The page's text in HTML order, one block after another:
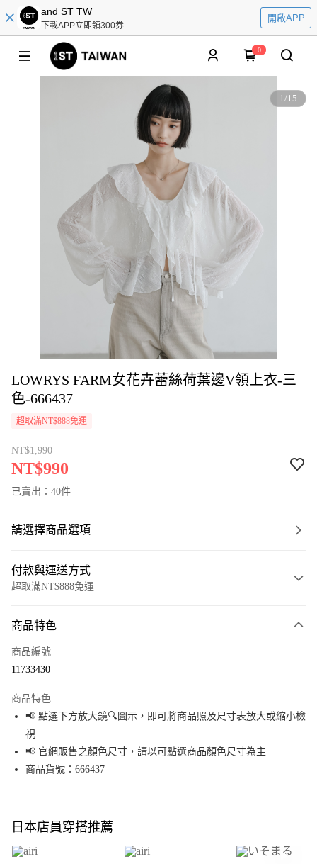
and ST TW
下載APP立即領300券
開啟APP
0
1/15
LOWRYS FARM女花卉蕾絲荷葉邊V領上衣-三
色-666437
超取滿NT$888免運
NT$1,990
NT$990
已賣出：40件
請選擇商品選項
付款與運送方式
超取滿NT$888免運
信用卡一次付款
Apple Pay
街口支付
悠遊付
全盈+PAY
大哥付你分期
商品特色
商品編號
11733430
商品特色
📢 點選下方放大鏡🔍圖示，即可將商品照及尺寸表放大或縮小檢
視
📢 官網販售之顏色尺寸，請以可點選商品顏色尺寸為主
商品貨號：666437
日本店員穿搭推薦